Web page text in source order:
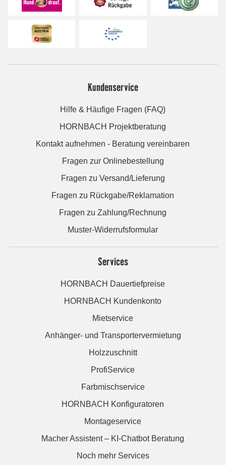
Kundenservice
Hilfe & Häufige Fragen (FAQ)
HORNBACH Projektberatung
Kontakt aufnehmen - Beratung vereinbaren
Fragen zur Onlinebestellung
Fragen zu Versand/Lieferung
Fragen zu Rückgabe/Reklamation
Fragen zu Zahlung/Rechnung
Muster-Widerrufsformular
Services
HORNBACH Dauertiefpreise
HORNBACH Kundenkonto
Mietservice
Anhänger- und Transportervermietung
Holzzuschnitt
ProfiService
Farbmischservice
HORNBACH Konfiguratoren
Montageservice
Macher Assistent – KI-Chatbot Beratung
Noch mehr Services